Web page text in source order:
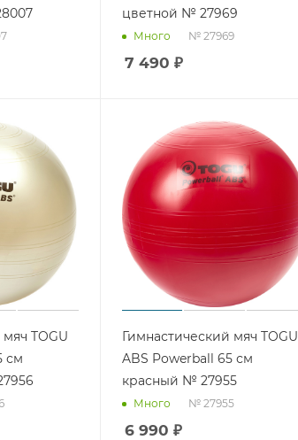
цветной № 27969
Много № 27969
7 490 ₽
TOGU
см
Гимнастический мяч TOGU
ABS Powerball 65 см
красный № 27955
Много № 27955
6 990 ₽